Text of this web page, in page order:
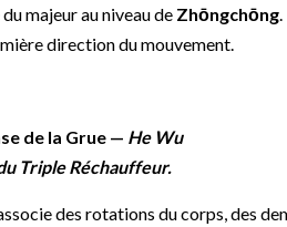
majeur au niveau de Zhōngchōng
direction du mouvement.
de la Grue — He Wu
Triple Réchauffeur.
des rotations du corps, des